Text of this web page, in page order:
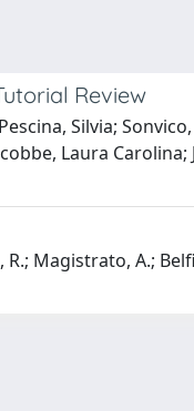
Review
Silvia;
Laura
Magistrato, A.;